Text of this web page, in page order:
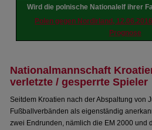
Wird die polnische Nationalelf ihrer
Polen gegen Nordirland,
Prognose
Nationalmannschaft
verletzte / gesperrte Spieler
Seitdem Kroatien nach der Abspaltung von
Fußballverbänden als eigenständig
zwei Endrunden, nämlich die EM 2000 und